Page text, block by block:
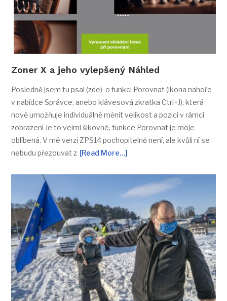
Zoner X a jeho vylepšený Náhled
Posledně jsem tu psal (zde) o funkci Porovnat (ikona nahoře
v nabídce Správce, anebo klávesová zkratka Ctrl+J), která
nově umožňuje individuálně měnit velikost a pozici v rámci
zobrazení Je to velmi šikovné, funkce Porovnat je moje
oblíbená. V mé verzi ZPS14 pochopitelně není, ale kvůli ní se
nebudu přezouvat z [Read More…]